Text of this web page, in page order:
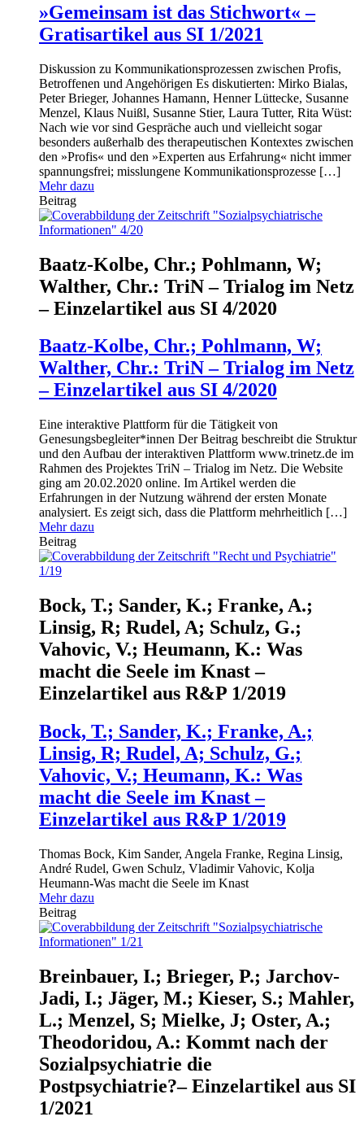
»Gemeinsam ist das Stichwort« –
Gratisartikel aus SI 1/2021
Diskussion zu Kommunikationsprozessen zwischen Profis,
Betroffenen und Angehörigen Es diskutierten: Mirko Bialas,
Peter Brieger, Johannes Hamann, Henner Lüttecke, Susanne
Menzel, Klaus Nuißl, Susanne Stier, Laura Tutter, Rita Wüst:
Nach wie vor sind Gespräche auch und vielleicht sogar
besonders außerhalb des therapeutischen Kontextes zwischen
den »Profis« und den »Experten aus Erfahrung« nicht immer
spannungsfrei; misslungene Kommunikationsprozesse […]
Mehr dazu
Beitrag
Baatz-Kolbe, Chr.; Pohlmann, W;
Walther, Chr.: TriN – Trialog im Netz
– Einzelartikel aus SI 4/2020
Baatz-Kolbe, Chr.; Pohlmann, W;
Walther, Chr.: TriN – Trialog im Netz
– Einzelartikel aus SI 4/2020
Eine interaktive Plattform für die Tätigkeit von
Genesungsbegleiter*innen Der Beitrag beschreibt die Struktur
und den Aufbau der interaktiven Plattform www.trinetz.de im
Rahmen des Projektes TriN – Trialog im Netz. Die Website
ging am 20.02.2020 online. Im Artikel werden die
Erfahrungen in der Nutzung während der ersten Monate
analysiert. Es zeigt sich, dass die Plattform mehrheitlich […]
Mehr dazu
Beitrag
Bock, T.; Sander, K.; Franke, A.;
Linsig, R; Rudel, A; Schulz, G.;
Vahovic, V.; Heumann, K.: Was
macht die Seele im Knast –
Einzelartikel aus R&P 1/2019
Bock, T.; Sander, K.; Franke, A.;
Linsig, R; Rudel, A; Schulz, G.;
Vahovic, V.; Heumann, K.: Was
macht die Seele im Knast –
Einzelartikel aus R&P 1/2019
Thomas Bock, Kim Sander, Angela Franke, Regina Linsig,
André Rudel, Gwen Schulz, Vladimir Vahovic, Kolja
Heumann-Was macht die Seele im Knast
Mehr dazu
Beitrag
Breinbauer, I.; Brieger, P.; Jarchov-
Jadi, I.; Jäger, M.; Kieser, S.; Mahler,
L.; Menzel, S; Mielke, J; Oster, A.;
Theodoridou, A.: Kommt nach der
Sozialpsychiatrie die
Postpsychiatrie?– Einzelartikel aus SI
1/2021